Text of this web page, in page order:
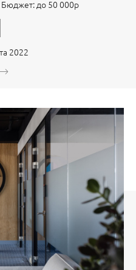
Бюджет: до 50 000р
2022